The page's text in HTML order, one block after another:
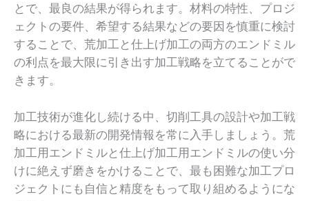
とで、最良の結果が得られます。材料の特性、プロジ
ェクトの要件、希望する結果などの要因を慎重に検討
することで、荒加工と仕上げ加工の両方のエンドミル
の利点を最大限に引き出す加工戦略を立てることがで
きます。
加工技術が進化し続ける中、切削工具の設計や加工戦
略における最新の開発情報を常に入手しましょう。荒
加工用エンドミルと仕上げ加工用エンドミルの使い分
けに絶えず磨きをかけることで、最も困難な加工プロ
ジェクトにも自信と精度をもって取り組めるようにな